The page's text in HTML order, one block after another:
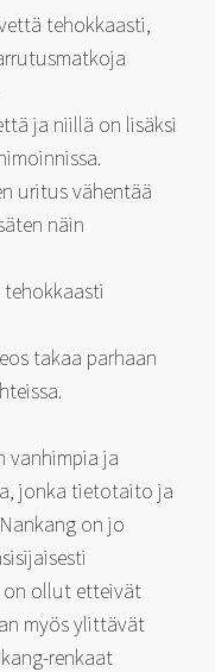
tehokkaasti,
ja niillä on lisäksi
uritus vähentää
näin
takaa parhaan
vanhimpia ja
jonka tietotaito ja
on jo
on ollut etteivät
myös ylittävät
renkaat